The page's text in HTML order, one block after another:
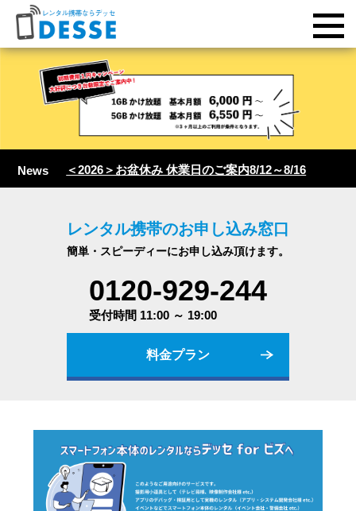
News ＜2026＞お盆休み 休業日のご案内8/12～8/16
レンタル携帯のお申し込み窓口
簡単・スピーディーにお申し込み頂けます。
0120-929-244
受付時間 11:00 ～ 19:00
料金プラン